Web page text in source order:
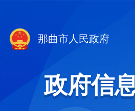
那曲市人民政府
政府信